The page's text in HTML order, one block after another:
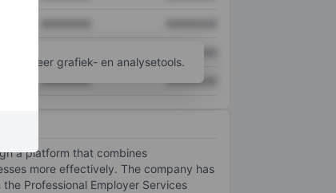
XXXXXXX XXXXXXX
tot meer grafiek- en analysetools.
a platform that combines
more effectively. The company has
Professional Employer Services